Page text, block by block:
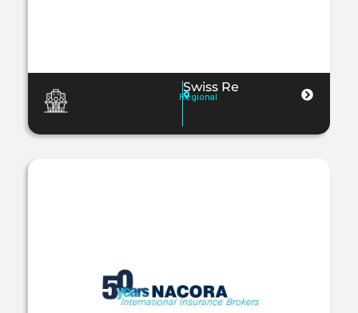
Swiss Re
Regional